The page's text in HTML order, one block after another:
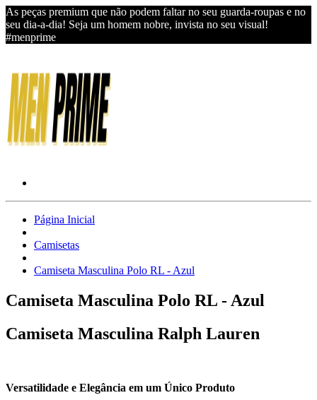
As peças premium que não podem faltar no seu guarda-roupas e no
seu dia-a-dia! Seja um homem nobre, invista no seu visual!
#menprime
Página Inicial
Camisetas
Camiseta Masculina Polo RL - Azul
Camiseta Masculina Polo RL - Azul
Camiseta Masculina Ralph Lauren
Versatilidade e Elegância em um Único Produto